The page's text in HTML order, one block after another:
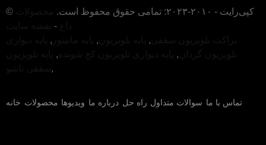
© کپی‌رایت - ۲۰۱۰-۲۰۲۳: تمامی حقوق محفوظ است.
-
,
,
,
,
,
,
خانه محصولات ویدیوها درباره ما راه حل سوالات متداول تماس با ما